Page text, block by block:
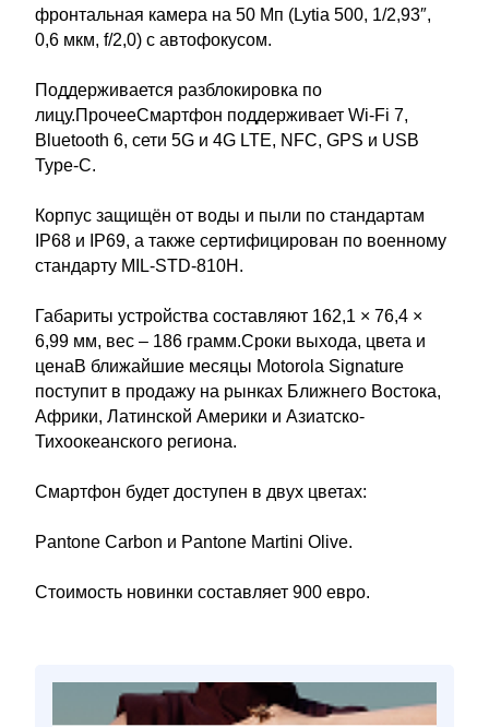
фронтальная камера на 50 Мп (Lytia 500, 1/2,93″,
0,6 мкм, f/2,0) с автофокусом.
Поддерживается разблокировка по
лицу.ПрочееСмартфон поддерживает Wi-Fi 7,
Bluetooth 6, сети 5G и 4G LTE, NFC, GPS и USB
Type-C.
Корпус защищён от воды и пыли по стандартам
IP68 и IP69, а также сертифицирован по военному
стандарту MIL-STD-810H.
Габариты устройства составляют 162,1 × 76,4 ×
6,99 мм, вес – 186 грамм.Сроки выхода, цвета и
ценаВ ближайшие месяцы Motorola Signature
поступит в продажу на рынках Ближнего Востока,
Африки, Латинской Америки и Азиатско-
Тихоокеанского региона.
Смартфон будет доступен в двух цветах:
Pantone Carbon и Pantone Martini Olive.
Стоимость новинки составляет 900 евро.